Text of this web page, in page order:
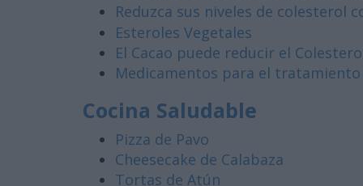
Reduzca sus niveles de colesterol
Esteroles Vegetales
El Cacao puede reducir el
Medicamentos para el
Cocina Saludable
Pizza de Pavo
Cheesecake de Calabaza
Tortas de Atún